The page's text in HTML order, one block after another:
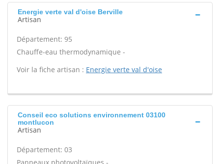
Energie verte val d'oise Berville
Artisan
Département: 95
Chauffe-eau thermodynamique -
Voir la fiche artisan : Energie verte val d'oise
Conseil eco solutions environnement 03100
montlucon
Artisan
Département: 03